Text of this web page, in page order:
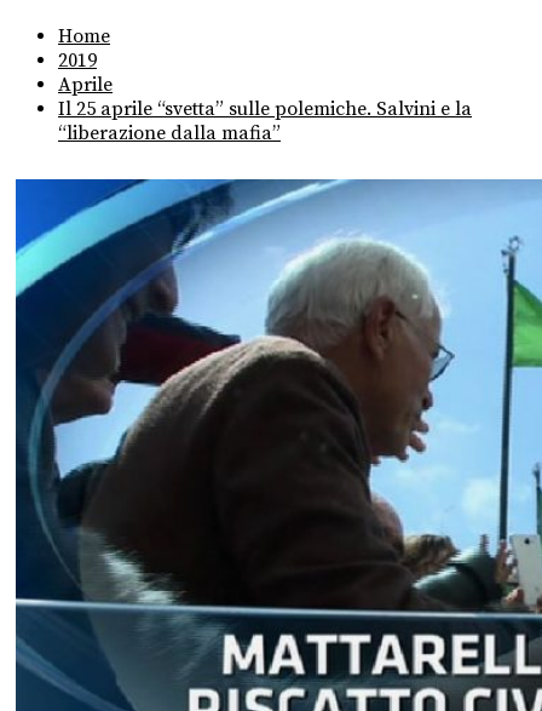
Home
2019
Aprile
Il 25 aprile “svetta” sulle polemiche. Salvini e la
“liberazione dalla mafia”